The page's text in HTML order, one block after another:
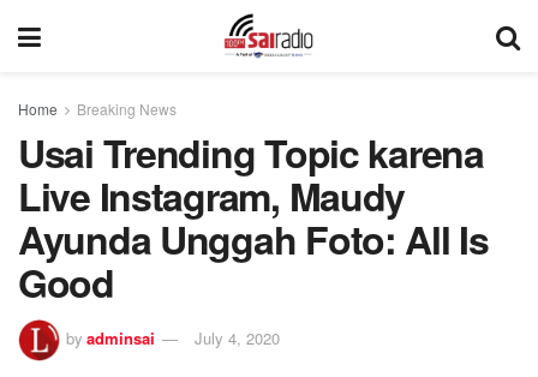
Home Breaking News
Usai Trending Topic karena
Live Instagram, Maudy
Ayunda Unggah Foto: All Is
Good
by adminsai July 4, 2020